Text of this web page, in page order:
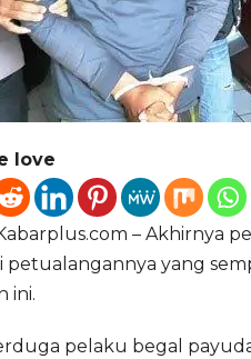
love
– Akhirnya
petualangannya yang
ini.
pelaku begal